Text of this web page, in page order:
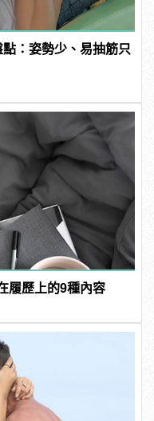
：姿勢少、易抽筋只
履歷上的9種內容